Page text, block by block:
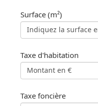
Surface (m²)
Taxe d'habitation
Taxe foncière